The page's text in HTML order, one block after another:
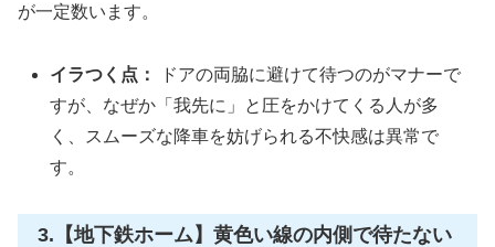
が一定数います。
イラつく点：
ドアの両脇に避けて待つのがマナーで
すが、なぜか「我先に」と圧をかけてくる人が多
く、スムーズな降車を妨げられる不快感は異常で
す。
3.【地下鉄ホーム】黄色い線の内側で待たない